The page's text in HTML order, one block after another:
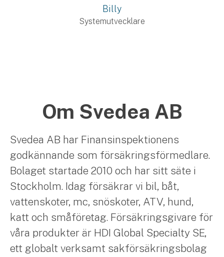
Billy
Systemutvecklare
Om Svedea AB
Svedea AB har Finansinspektionens
godkännande som försäkringsförmedlare.
Bolaget startade 2010 och har sitt säte i
Stockholm. Idag försäkrar vi bil, båt,
vattenskoter, mc, snöskoter, ATV, hund,
katt och småföretag. Försäkringsgivare för
våra produkter är HDI Global Specialty SE,
ett globalt verksamt sakförsäkringsbolag